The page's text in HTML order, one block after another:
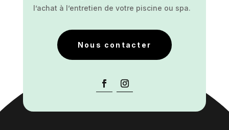
l’achat à l’entretien de votre piscine ou spa.
Nous contacter